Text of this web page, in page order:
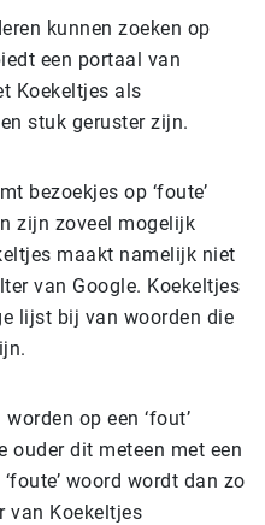
kunnen zoeken op
een portaal van
Koekeltjes als
stuk geruster zijn.
bezoekjes op ‘foute’
zijn zoveel mogelijk
maakt namelijk niet
van Google. Koekeltjes
lijst bij van woorden die
op een ‘fout’
ouder dit meteen met een
woord wordt dan zo
van Koekeltjes